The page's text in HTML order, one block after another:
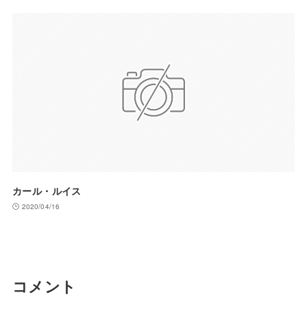
カール・ルイス
2020/04/16
コメント